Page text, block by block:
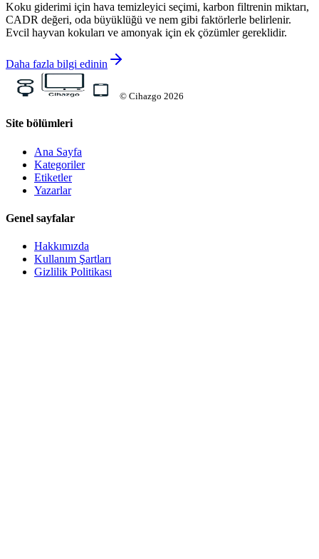
Koku giderimi için hava temizleyici seçimi, karbon filtrenin miktarı,
CADR değeri, oda büyüklüğü ve nem gibi faktörlerle belirlenir.
Evcil hayvan kokuları ve amonyak için ek çözümler gereklidir.
Daha fazla bilgi edinin
© Cihazgo 2026
Site bölümleri
Ana Sayfa
Kategoriler
Etiketler
Yazarlar
Genel sayfalar
Hakkımızda
Kullanım Şartları
Gizlilik Politikası